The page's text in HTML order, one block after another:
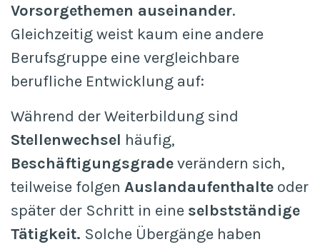
Vorsorgethemen auseinander.
Gleichzeitig weist kaum eine andere
Berufsgruppe eine vergleichbare
berufliche Entwicklung auf:
Während der Weiterbildung sind
Stellenwechsel häufig,
Beschäftigungsgradeverändern sich,
teilweise folgen Auslandaufenthalte oder
später der Schritt in eine selbstständige
Tätigkeit. Solche Übergänge haben